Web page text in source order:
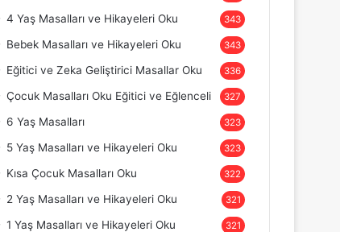
4 Yaş Masalları ve Hikayeleri Oku 343
Bebek Masalları ve Hikayeleri Oku 343
Eğitici ve Zeka Geliştirici Masallar Oku 336
Çocuk Masalları Oku Eğitici ve Eğlenceli 327
6 Yaş Masalları 323
5 Yaş Masalları ve Hikayeleri Oku 323
Kısa Çocuk Masalları Oku 322
2 Yaş Masalları ve Hikayeleri Oku 321
1 Yaş Masalları ve Hikayeleri Oku 321